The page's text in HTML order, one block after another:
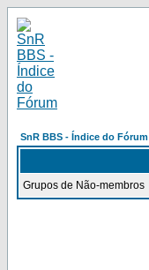
SnR BBS - Índice do Fórum
Grupos de Não-membros